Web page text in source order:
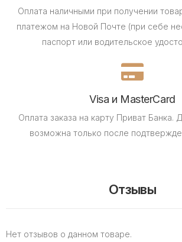
Оплата наличными при получении
платежом на Новой Почте (при себе
паспорт или водительское
Visa и MasterCard
Оплата заказа на карту Приват Банка.
возможна только после
Отзывы
Нет отзывов о данном товаре.